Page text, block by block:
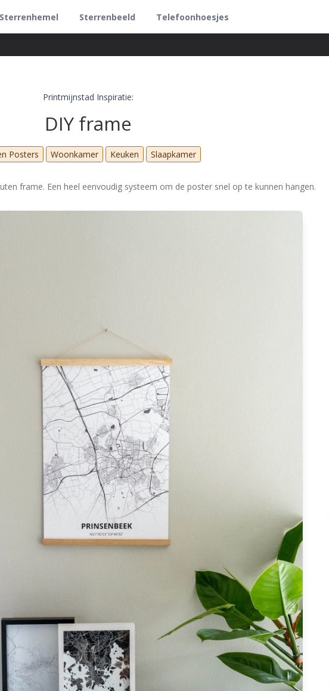
Sterrenhemel Sterrenbeeld Telefoonhoesjes
Printmijnstad Inspiratie:
DIY frame
Posters Woonkamer Keuken Slaapkamer
frame. Een heel eenvoudig systeem om de poster snel op te kunnen hangen.